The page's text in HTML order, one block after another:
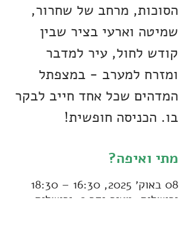
הסוכות, מרחב של שחרור,
שמיטה וארעי בציר שבין
קודש לחול, עיר למדבר
ומזרח למערב - במצפתל
המדהים שכל אחד חייב לבקר
בו. הכניסה חופשית!
מתי ואיפה?
08 באוק׳ 2025, 16:30 – 18:30
ירושלים, מאיר נקר 2, ירושלים